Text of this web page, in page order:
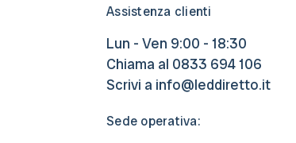
Assistenza clienti
Lun - Ven 9:00 - 18:30
Chiama al 0833 694 106
Scrivi a info@leddiretto.it
Sede operativa: